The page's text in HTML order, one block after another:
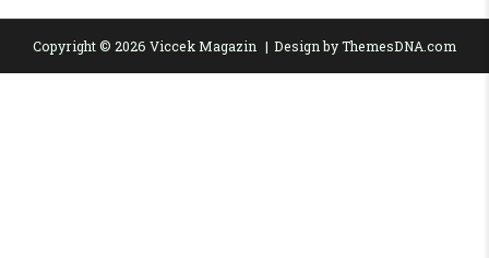
Copyright © 2026 Viccek Magazin Design by ThemesDNA.com